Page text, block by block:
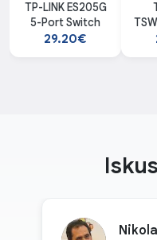
TP-LINK ES205G
5-Port Switch
29.20€